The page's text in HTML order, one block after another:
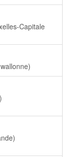
Capitale